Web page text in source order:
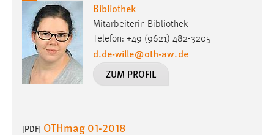
Bibliothek
Mitarbeiterin Bibliothek
Telefon: +49 (9621) 482-3205
d.de-wille@oth-aw.de
ZUM PROFIL
[PDF] OTHmag 01-2018